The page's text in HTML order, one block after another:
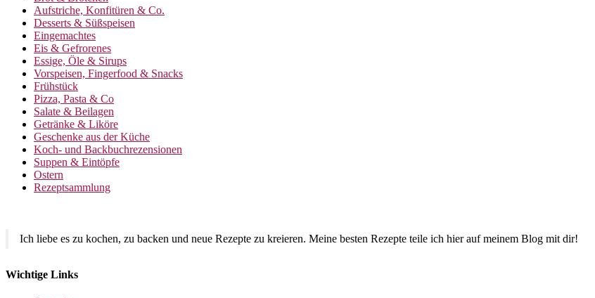
Aufstriche, Konfitüren & Co.
Desserts & Süßspeisen
Eingemachtes
Eis & Gefrorenes
Essige, Öle & Sirups
Vorspeisen, Fingerfood & Snacks
Frühstück
Pizza, Pasta & Co
Salate & Beilagen
Getränke & Liköre
Geschenke aus der Küche
Koch- und Backbuchrezensionen
Suppen & Eintöpfe
Ostern
Rezeptsammlung
Ich liebe es zu kochen, zu backen und neue Rezepte zu kreieren. Meine besten Rezepte teile ich hier auf meinem Blog mit dir!
Wichtige Links